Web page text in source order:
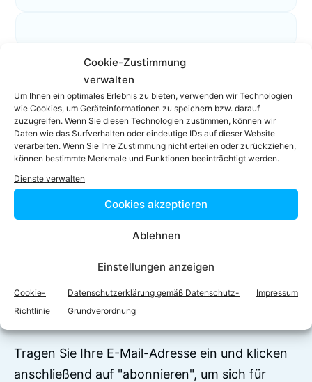
Cookie-Zustimmung
verwalten
Um Ihnen ein optimales Erlebnis zu bieten, verwenden wir Technologien
wie Cookies, um Geräteinformationen zu speichern bzw. darauf
zuzugreifen. Wenn Sie diesen Technologien zustimmen, können wir
Daten wie das Surfverhalten oder eindeutige IDs auf dieser Website
verarbeiten. Wenn Sie Ihre Zustimmung nicht erteilen oder zurückziehen,
können bestimmte Merkmale und Funktionen beeinträchtigt werden.
Dienste verwalten
Cookies akzeptieren
Ablehnen
Einstellungen anzeigen
Cookie-
Richtlinie
Datenschutzerklärung gemäß Datenschutz-
Grundverordnung
Impressum
Facebook Twitter
LinkedIn WhatsApp
Jetzt zum Newsletter
anmelden!
Begriffserklärungen und juristische Ratgeber,
die von Rechtsanwälten und Juristen verfasst
wurden
Tragen Sie Ihre E-Mail-Adresse ein und klicken
anschließend auf "abonnieren", um sich für